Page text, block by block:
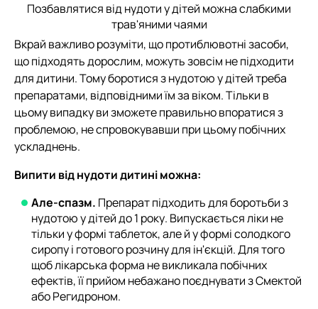
Позбавлятися від нудоти у дітей можна слабкими
трав'яними чаями
Вкрай важливо розуміти, що протиблювотні засоби,
що підходять дорослим, можуть зовсім не підходити
для дитини. Тому боротися з нудотою у дітей треба
препаратами, відповідними їм за віком. Тільки в
цьому випадку ви зможете правильно впоратися з
проблемою, не спровокувавши при цьому побічних
ускладнень.
Випити від нудоти дитині можна:
Але-спазм. Препарат підходить для боротьби з
нудотою у дітей до 1 року. Випускається ліки не
тільки у формі таблеток, але й у формі солодкого
сиропу і готового розчину для ін'єкцій. Для того
щоб лікарська форма не викликала побічних
ефектів, її прийом небажано поєднувати з Смектой
або Регидроном.